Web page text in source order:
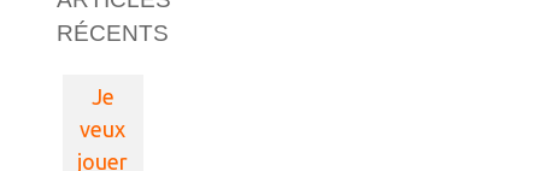
RÉCENTS
Je
veux
jouer